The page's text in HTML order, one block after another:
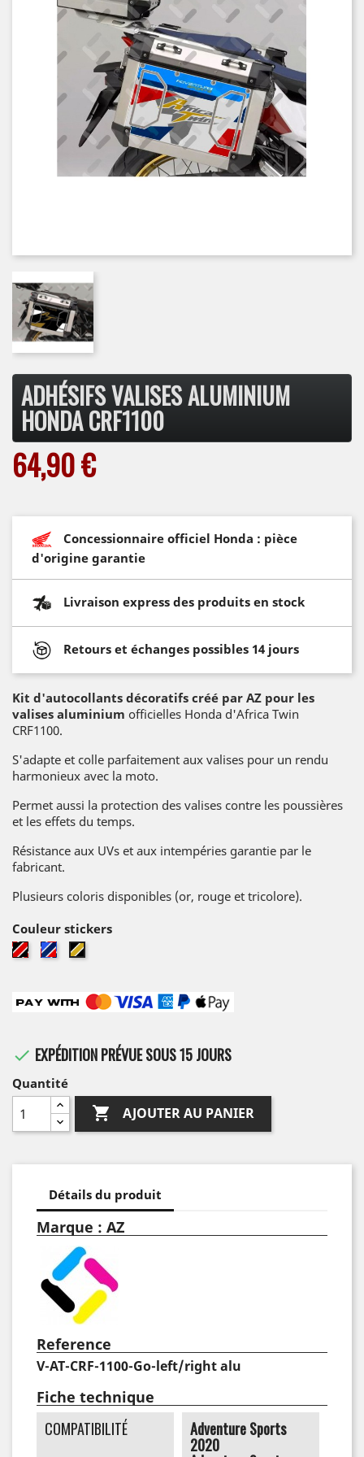
ADHÉSIFS VALISES ALUMINIUM
HONDA CRF1100
64,90 €
Concessionnaire officiel Honda : pièce
d'origine garantie
Livraison express des produits en stock
Retours et échanges possibles 14 jours
Kit d'autocollants décoratifs créé par AZ pour les
valises aluminium officielles Honda d'Africa Twin
CRF1100.
S'adapte et colle parfaitement aux valises pour un rendu
harmonieux avec la moto.
Permet aussi la protection des valises contre les poussières
et les effets du temps.
Résistance aux UVs et aux intempéries garantie par le
fabricant.
Plusieurs coloris disponibles (or, rouge et tricolore).
Couleur stickers
RougeTricolore
Or
 EXPÉDITION PRÉVUE SOUS 15 JOURS
Quantité
 AJOUTER AU PANIER
Détails du produit
Marque : AZ
Reference
V-AT-CRF-1100-Go-left/right alu
Fiche technique
COMPATIBILITÉ Adventure Sports
2020